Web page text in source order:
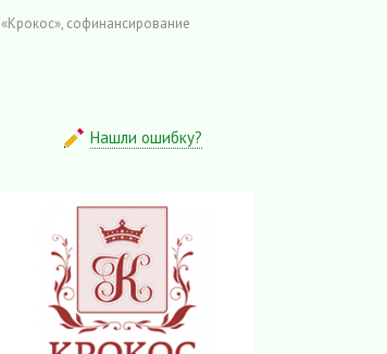
«Крокос», софинансирование
Нашли ошибку?